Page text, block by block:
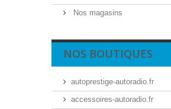
Nos magasins
NOS BOUTIQUES
autoprestige-autoradio.fr
accessoires-autoradio.fr